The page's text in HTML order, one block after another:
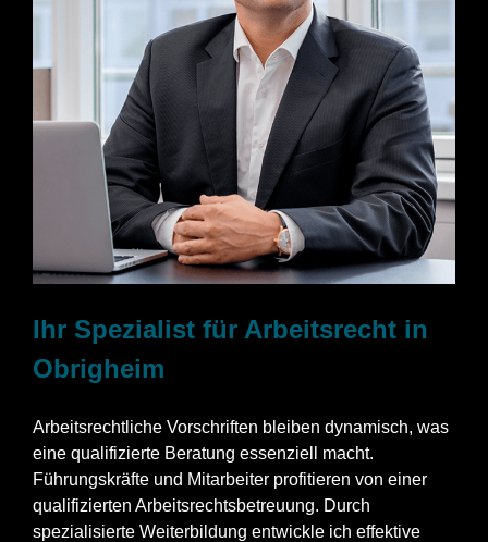
Ihr Spezialist für Arbeitsrecht in
Obrigheim
Arbeitsrechtliche Vorschriften bleiben dynamisch, was
eine qualifizierte Beratung essenziell macht.
Führungskräfte und Mitarbeiter profitieren von einer
qualifizierten Arbeitsrechtsbetreuung. Durch
spezialisierte Weiterbildung entwickle ich effektive